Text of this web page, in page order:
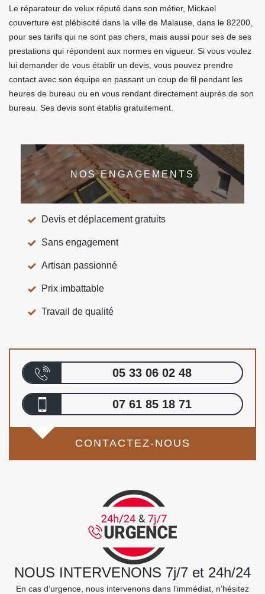
Le réparateur de velux réputé dans son métier, Mickael
couverture est plébiscité dans la ville de Malause, dans le 82200,
pour ses tarifs qui ne sont pas chers, mais aussi pour ses de ses
prestations qui répondent aux normes en vigueur. Si vous voulez
lui demander de vous établir un devis, vous pouvez prendre
contact avec son équipe en passant un coup de fil pendant les
heures de bureau ou en vous rendant directement auprès de son
bureau. Ses devis sont établis gratuitement.
NOS ENGAGEMENTS
Devis et déplacement gratuits
Sans engagement
Artisan passionné
Prix imbattable
Travail de qualité
05 33 06 02 48
07 61 85 18 71
CONTACTEZ-NOUS
NOUS INTERVENONS 7j/7 et 24h/24
En cas d’urgence, nous intervenons dans l’immédiat, n’hésitez